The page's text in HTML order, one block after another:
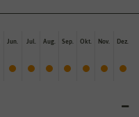
Jun. Jul. Aug. Sep. Okt. Nov. Dez.